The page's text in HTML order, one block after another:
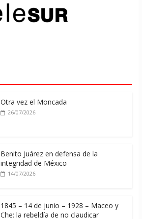
Otra vez el Moncada
26/07/2026
Benito Juárez en defensa de la
integridad de México
14/07/2026
1845 – 14 de junio – 1928 – Maceo y
Che: la rebeldía de no claudicar